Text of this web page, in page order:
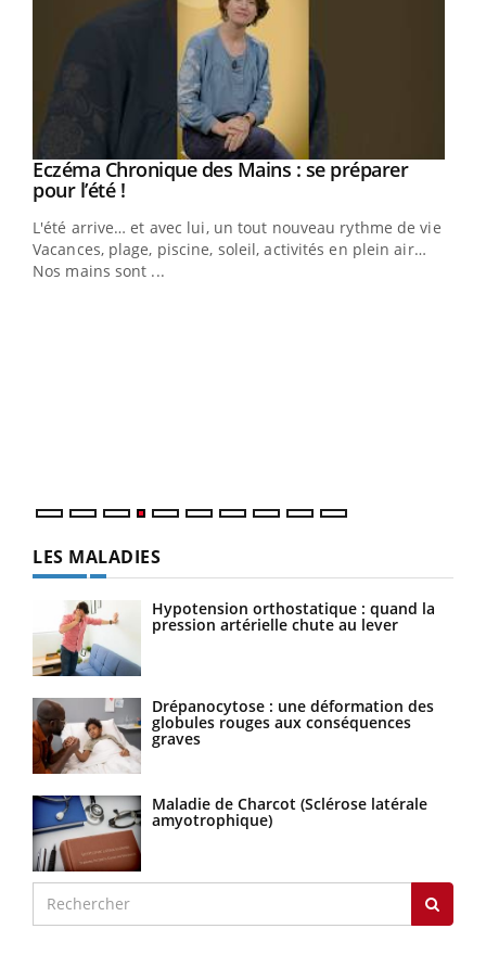
Youtube
Eczéma Chronique des Mains : se préparer
pour l’été !Youtube
L'été arrive… et avec lui, un tout nouveau rythme de vie !
Vacances, plage, piscine, soleil, activités en plein air…
Nos mains sont ...
LES MALADIES
Hypotension orthostatique : quand la
pression artérielle chute au lever
Drépanocytose : une déformation des
globules rouges aux conséquences
graves
Maladie de Charcot (Sclérose latérale
amyotrophique)